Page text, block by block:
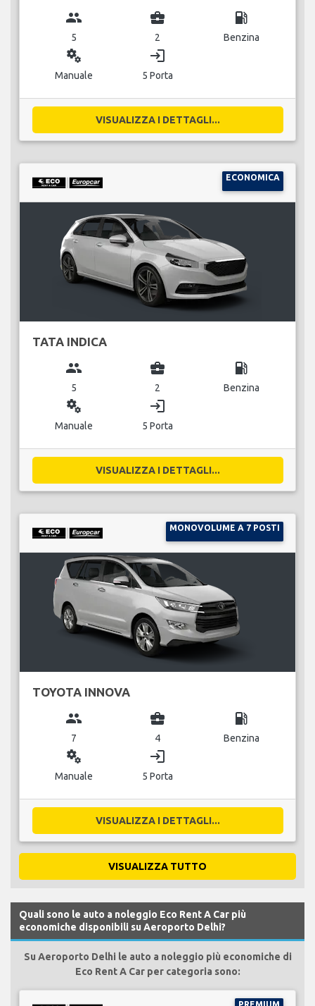
group
5
business_center
2
local_gas_station
Benzina
miscellaneous_services
Manuale
login
5 Porta
VISUALIZZA I DETTAGLI...
ECONOMICA
TATA INDICA
group
5
business_center
2
local_gas_station
Benzina
miscellaneous_services
Manuale
login
5 Porta
VISUALIZZA I DETTAGLI...
MONOVOLUME A 7 POSTI
TOYOTA INNOVA
group
7
business_center
4
local_gas_station
Benzina
miscellaneous_services
Manuale
login
5 Porta
VISUALIZZA I DETTAGLI...
VISUALIZZA TUTTO
Quali sono le auto a noleggio Eco Rent A Car più
economiche disponibili su Aeroporto Delhi?
Su Aeroporto Delhi le auto a noleggio più economiche di
Eco Rent A Car per categoria sono:
PREMIUM